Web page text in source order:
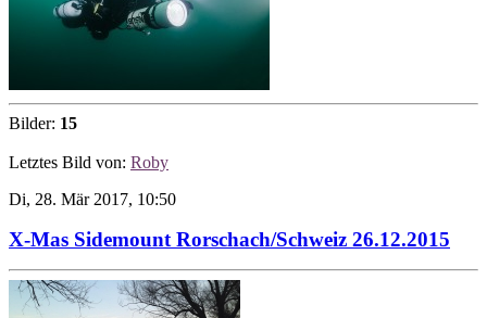
Bilder: 15
Letztes Bild von: Roby
Di, 28. Mär 2017, 10:50
X-Mas Sidemount Rorschach/Schweiz 26.12.2015